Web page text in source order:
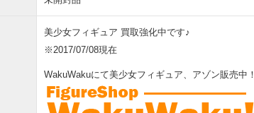
美少女フィギュア 買取強化中です♪
※2017/07/08現在
WakuWakuにて美少女フィギュア、アゾン販売中！